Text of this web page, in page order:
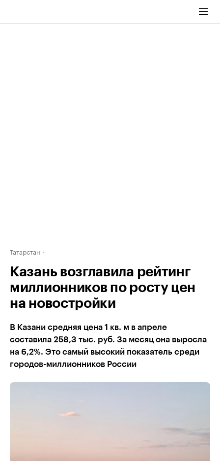
Татарстан
Казань возглавила рейтинг
миллионников по росту цен
на новостройки
В Казани средняя цена 1 кв. м в апреле
составила 258,3 тыс. руб. За месяц она выросла
на 6,2%. Это самый высокий показатель среди
городов-миллионников России